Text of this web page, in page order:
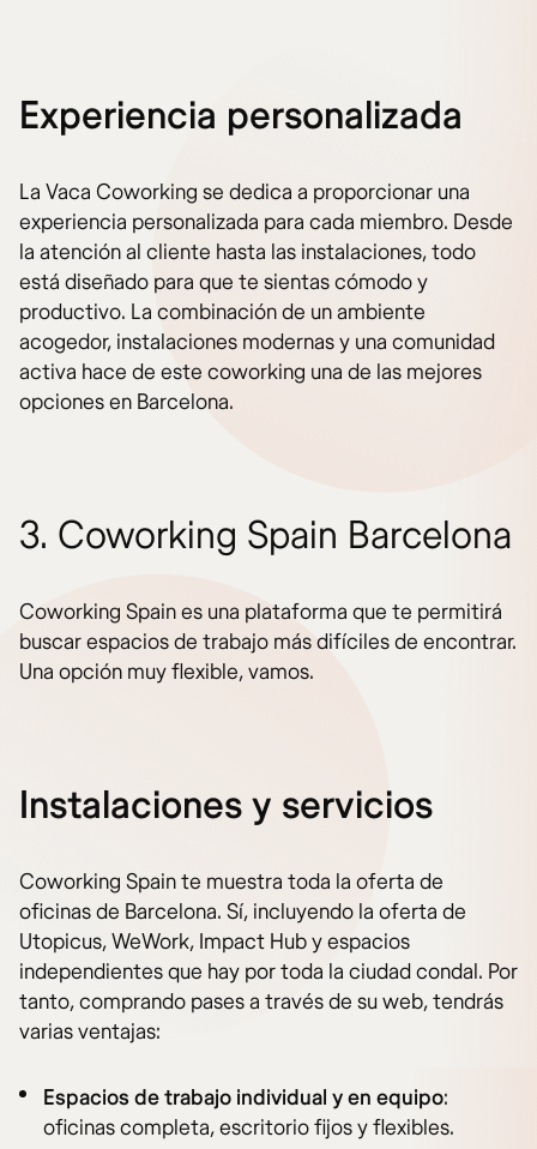
Experiencia personalizada
La Vaca Coworking se dedica a proporcionar una
experiencia personalizada para cada miembro. Desde
la atención al cliente hasta las instalaciones, todo
está diseñado para que te sientas cómodo y
productivo. La combinación de un ambiente
acogedor, instalaciones modernas y una comunidad
activa hace de este coworking una de las mejores
opciones en Barcelona.
3. Coworking Spain Barcelona
Coworking Spain es una plataforma que te permitirá
buscar espacios de trabajo más difíciles de encontrar.
Una opción muy flexible, vamos.
Instalaciones y servicios
Coworking Spain te muestra toda la oferta de
oficinas de Barcelona. Sí, incluyendo la oferta de
Utopicus, WeWork, Impact Hub y espacios
independientes que hay por toda la ciudad condal. Por
tanto, comprando pases a través de su web, tendrás
varias ventajas:
Espacios de trabajo individual y en equipo:
oficinas completa, escritorio fijos y flexibles.